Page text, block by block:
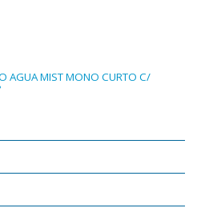
AGUA MIST MONO CURTO C/